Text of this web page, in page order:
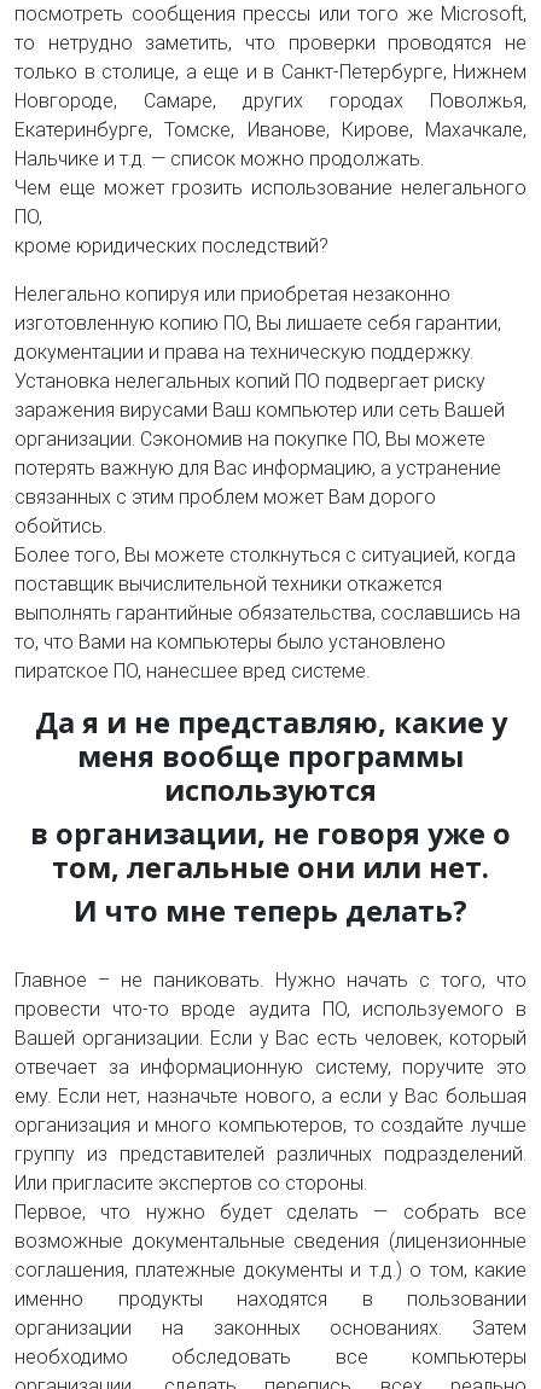
посмотреть сообщения прессы или того же Microsoft,
то нетрудно заметить, что проверки проводятся не
только в столице, а еще и в Санкт-Петербурге, Нижнем
Новгороде, Самаре, других городах Поволжья,
Екатеринбурге, Томске, Иванове, Кирове, Махачкале,
Нальчике и т.д. — список можно продолжать.
Чем еще может грозить использование нелегального
ПО,
кроме юридических последствий?
Нелегально копируя или приобретая незаконно
изготовленную копию ПО, Вы лишаете себя гарантии,
документации и права на техническую поддержку.
Установка нелегальных копий ПО подвергает риску
заражения вирусами Ваш компьютер или сеть Вашей
организации. Сэкономив на покупке ПО, Вы можете
потерять важную для Вас информацию, а устранение
связанных с этим проблем может Вам дорого
обойтись.
Более того, Вы можете столкнуться с ситуацией, когда
поставщик вычислительной техники откажется
выполнять гарантийные обязательства, сославшись на
то, что Вами на компьютеры было установлено
пиратское ПО, нанесшее вред системе.
Да я и не представляю, какие у
меня вообще программы
используются
в организации, не говоря уже о
том, легальные они или нет.
И что мне теперь делать?
Главное – не паниковать. Нужно начать с того, что
провести что-то вроде аудита ПО, используемого в
Вашей организации. Если у Вас есть человек, который
отвечает за информационную систему, поручите это
ему. Если нет, назначьте нового, а если у Вас большая
организация и много компьютеров, то создайте лучше
группу из представителей различных подразделений.
Или пригласите экспертов со стороны.
Первое, что нужно будет сделать — собрать все
возможные документальные сведения (лицензионные
соглашения, платежные документы и т.д.) о том, какие
именно продукты находятся в пользовании
организации на законных основаниях. Затем
необходимо обследовать все компьютеры